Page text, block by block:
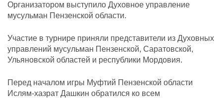
Организатором выступило Духовное управление
мусульман Пензенской области.
Участие в турнире приняли представители из Духовных
управлений мусульман Пензенской, Саратовской,
Ульяновской областей и республики Мордовия.
Перед началом игры Муфтий Пензенской области
Ислям-хазрат Дашкин обратился ко всем